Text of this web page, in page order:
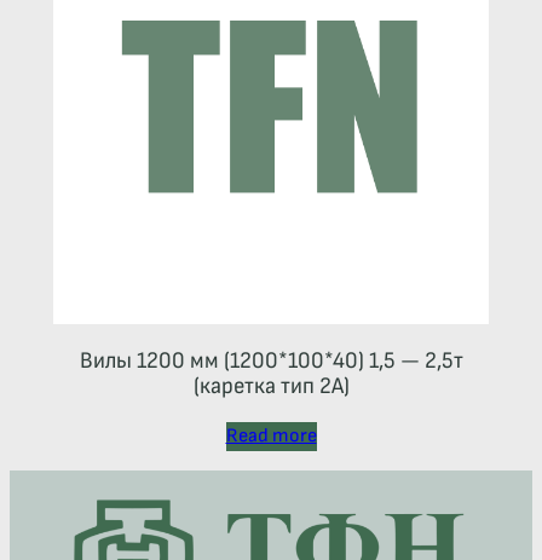
Вилы 1200 мм (1200*100*40) 1,5 — 2,5т
(каретка тип 2A)
Read more